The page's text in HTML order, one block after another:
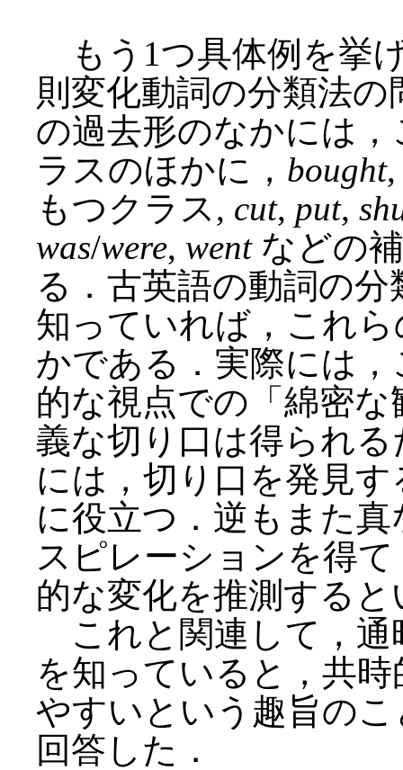
もう1つ具体例を挙
則変化動詞の分類法
の過去形のなかには
ラスのほかに， bought
もつクラス, cut, put,
was/were, wentなどの
る．古英語の動詞の
知っていれば，これ
かである．実際には
的な視点での「綿密
義な切り口は得られ
には，切り口を発見
に役立つ．逆もまた
スピレーションを得
的な変化を推測する
これと関連して，通
を知っていると，共
やすいという趣旨の
回答した．